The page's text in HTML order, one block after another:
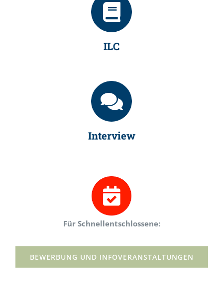
ILC
Interview
Für Schnellentschlossene:
BEWERBUNG UND INFOVERANSTALTUNGEN